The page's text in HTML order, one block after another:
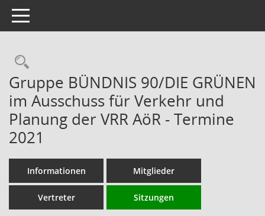
Toggle navigation
Rechercheauswahl
Gruppe BÜNDNIS 90/DIE GRÜNEN
im Ausschuss für Verkehr und
Planung der VRR AöR - Termine
2021
Informationen Mitglieder
Vertreter Sitzungen